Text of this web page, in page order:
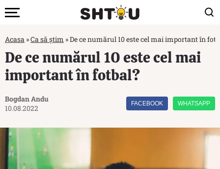
Acasa »Ca să știm »De ce numărul 10 este cel mai important în
De ce numărul 10 este cel mai
important în fotbal?
Bogdan Andu
10.08.2022
FACEBOOK WHATSAPP